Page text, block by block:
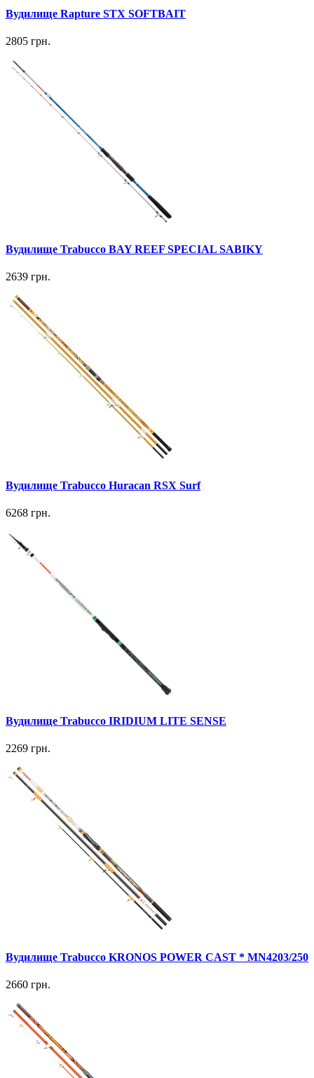
Вудилище Rapture STX SOFTBAIT
2805 грн.
Вудилище Trabucco BAY REEF SPECIAL SABIKY
2639 грн.
Вудилище Trabucco Huracan RSX Surf
6268 грн.
Вудилище Trabucco IRIDIUM LITE SENSE
2269 грн.
Вудилище Trabucco KRONOS POWER CAST * MN4203/250
2660 грн.